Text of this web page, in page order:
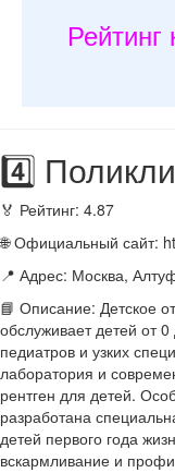
Рейтинг
4️⃣
🏅 Рейтинг: 4.87
🌐 Официальный сайт:
📍 Адрес: Москва,
📘 Описание: Детское
обслуживает детей от
педиатров и узких
лаборатория и
рентген для детей.
разработана
детей первого года
вскармливание и